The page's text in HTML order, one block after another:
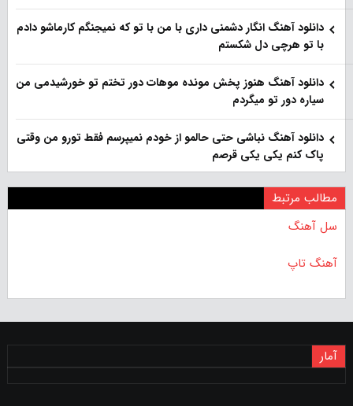
دانلود آهنگ انگار دشمنی داری با من با تو که نمیجنگم کارماشو دادم
با تو هرچی دل شکستم
دانلود آهنگ هنوز پخش مونده موهات دور تختم تو خورشیدمی من
سیاره دور تو میگردم
دانلود آهنگ نباشی حتی حالمو از خودم نمیپرسم فقط تورو من وقتی
پاک کنم یکی یکی قرصم
مطالب مرتبط
سل آهنگ
آهنگ تاپ
آمار